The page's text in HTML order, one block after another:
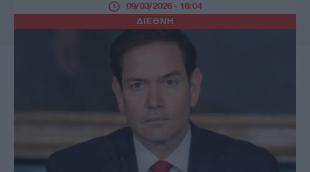
ΤΕΧΝΟΛΟΓΙΑ
ΠΑΡΑΞΕΝΑ
ΖΩΔΙΑ
ΔΙΕΘΝΗ
09/03/2026 - 16:04